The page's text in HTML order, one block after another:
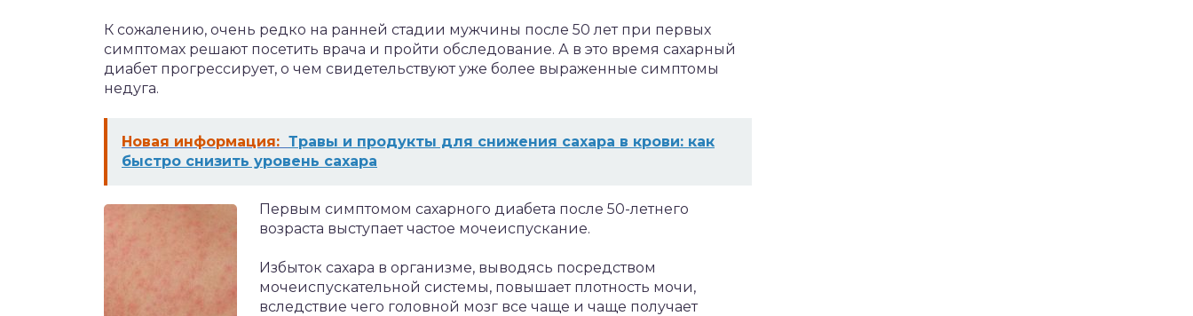
К сожалению, очень редко на ранней стадии мужчины после 50 лет при первых
симптомах решают посетить врача и пройти обследование. А в это время сахарный
диабет прогрессирует, о чем свидетельствуют уже более выраженные симптомы
недуга.
Новая информация: Травы и продукты для снижения сахара в крови: как
быстро снизить уровень сахара
Первым симптомом сахарного диабета после 50-летнего
возраста выступает частое мочеиспускание.
Избыток сахара в организме, выводясь посредством
мочеиспускательной системы, повышает плотность мочи,
вследствие чего головной мозг все чаще и чаще получает